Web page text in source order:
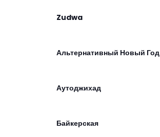
Zudwa
Альтернативный Новый Год
Аутоджихад
Байкерская